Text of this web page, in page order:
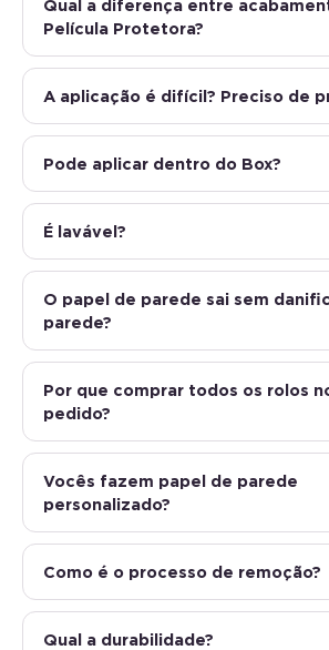
Qual a diferença entre
Película Protetora?
A aplicação é difícil? Preciso de
Pode aplicar dentro do Box?
É lavável?
O papel de parede sai sem
parede?
Por que comprar todos os rolos
pedido?
Vocês fazem papel de parede
personalizado?
Como é o processo de remoção?
Qual a durabilidade?